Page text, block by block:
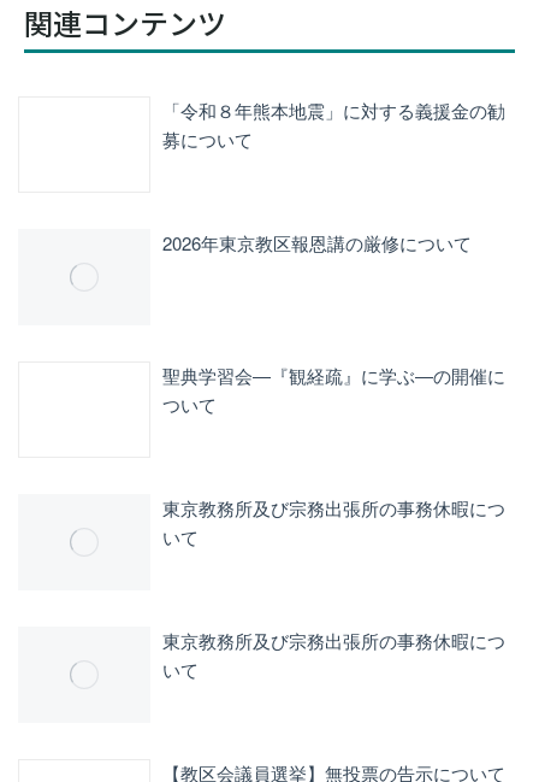
関連コンテンツ
「令和８年熊本地震」に対する義援金の勧
募について
2026年東京教区報恩講の厳修について
聖典学習会―『観経疏』に学ぶ―の開催に
ついて
東京教務所及び宗務出張所の事務休暇につ
いて
東京教務所及び宗務出張所の事務休暇につ
いて
【教区会議員選挙】無投票の告示について